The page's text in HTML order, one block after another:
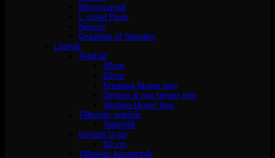
Moroccanoil
L´oréal Paris
Neccin
Grazette of Sweden
Löshår
Tejphår
40cm
60cm
Kreativa färger tejp
Ombre & mix färger tejp
Vanliga färger tejp
Tillbehör tejphår
Tejprefill
Keratin U-tip
50 cm
Tillbehör keratinhår